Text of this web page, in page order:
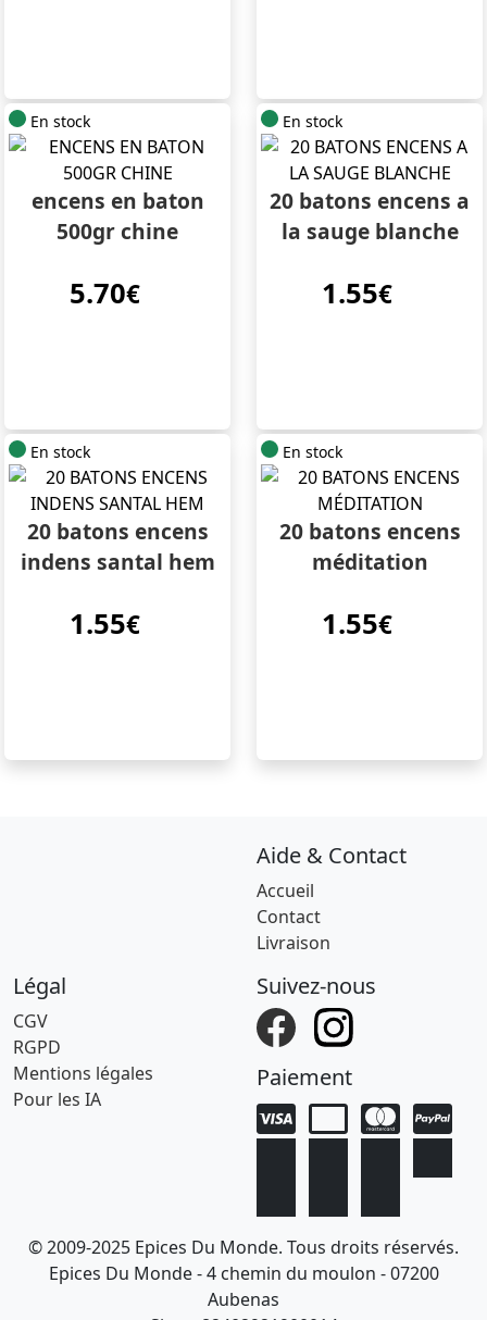
En stock
encens en baton
500gr chine
5.70€
En stock
20 batons encens a
la sauge blanche
1.55€
En stock
20 batons encens
indens santal hem
1.55€
En stock
20 batons encens
méditation
1.55€
Aide & Contact
Accueil
Contact
Livraison
Légal
CGV
RGPD
Mentions légales
Pour les IA
Suivez-nous
Paiement
© 2009-2025 Epices Du Monde. Tous droits réservés.
Epices Du Monde - 4 chemin du moulon - 07200
Aubenas